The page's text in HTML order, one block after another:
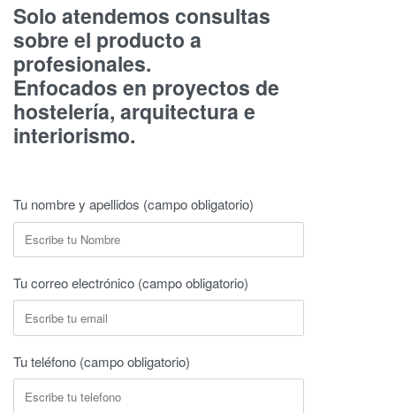
Solo atendemos consultas
sobre el producto a
profesionales.
Enfocados en proyectos de
hostelería, arquitectura e
interiorismo.
Tu nombre y apellidos (campo obligatorio)
Tu correo electrónico (campo obligatorio)
Tu teléfono (campo obligatorio)